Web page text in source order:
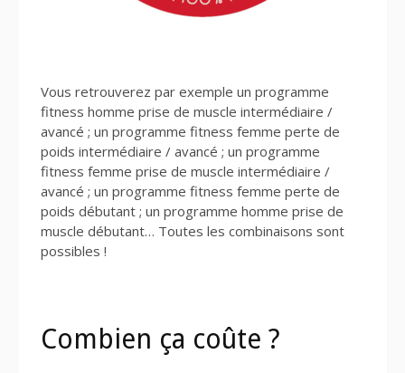
Vous retrouverez par exemple un programme
fitness homme prise de muscle intermédiaire /
avancé ; un programme fitness femme perte de
poids intermédiaire / avancé ; un programme
fitness femme prise de muscle intermédiaire /
avancé ; un programme fitness femme perte de
poids débutant ; un programme homme prise de
muscle débutant… Toutes les combinaisons sont
possibles !
Combien ça coûte ?